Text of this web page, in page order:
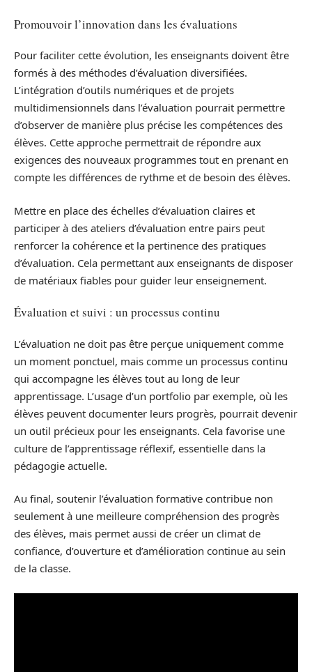
Promouvoir l’innovation dans les évaluations
Pour faciliter cette évolution, les enseignants doivent être
formés à des méthodes d’évaluation diversifiées.
L’intégration d’outils numériques et de projets
multidimensionnels dans l’évaluation pourrait permettre
d’observer de manière plus précise les compétences des
élèves. Cette approche permettrait de répondre aux
exigences des nouveaux programmes tout en prenant en
compte les différences de rythme et de besoin des élèves.
Mettre en place des échelles d’évaluation claires et
participer à des ateliers d’évaluation entre pairs peut
renforcer la cohérence et la pertinence des pratiques
d’évaluation. Cela permettant aux enseignants de disposer
de matériaux fiables pour guider leur enseignement.
Évaluation et suivi : un processus continu
L’évaluation ne doit pas être perçue uniquement comme
un moment ponctuel, mais comme un processus continu
qui accompagne les élèves tout au long de leur
apprentissage. L’usage d’un portfolio par exemple, où les
élèves peuvent documenter leurs progrès, pourrait devenir
un outil précieux pour les enseignants. Cela favorise une
culture de l’apprentissage réflexif, essentielle dans la
pédagogie actuelle.
Au final, soutenir l’évaluation formative contribue non
seulement à une meilleure compréhension des progrès
des élèves, mais permet aussi de créer un climat de
confiance, d’ouverture et d’amélioration continue au sein
de la classe.